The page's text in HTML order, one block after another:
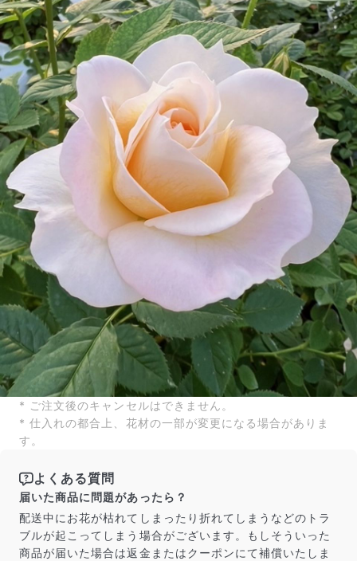
* ご注文後のキャンセルはできません。
* 仕入れの都合上、花材の一部が変更になる場合がありま
す。
よくある質問
届いた商品に問題があったら？
配送中にお花が枯れてしまったり折れてしまうなどのトラ
ブルが起こってしまう場合がございます。もしそういった
商品が届いた場合は返金またはクーポンにて補償いたしま